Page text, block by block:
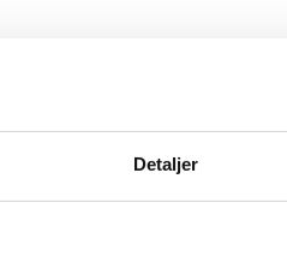
Detaljer